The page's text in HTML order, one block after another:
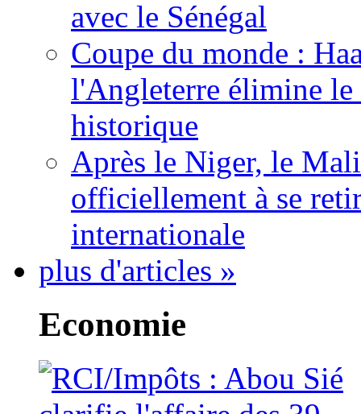
avec le Sénégal
Coupe du monde :
l'Angleterre élimine
historique
Après le Niger, le
officiellement à se
internationale
plus d'articles »
Economie